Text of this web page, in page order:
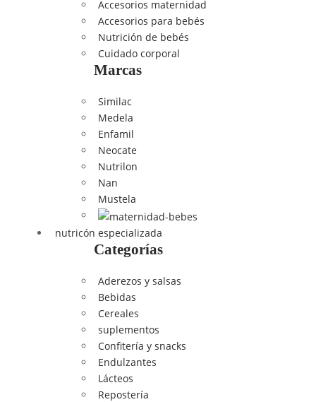
Accesorios maternidad
Accesorios para bebés
Nutrición de bebés
Cuidado corporal
Marcas
Similac
Medela
Enfamil
Neocate
Nutrilon
Nan
Mustela
nutricón especializada
Categorías
Aderezos y salsas
Bebidas
Cereales
suplementos
Confitería y snacks
Endulzantes
Lácteos
Repostería